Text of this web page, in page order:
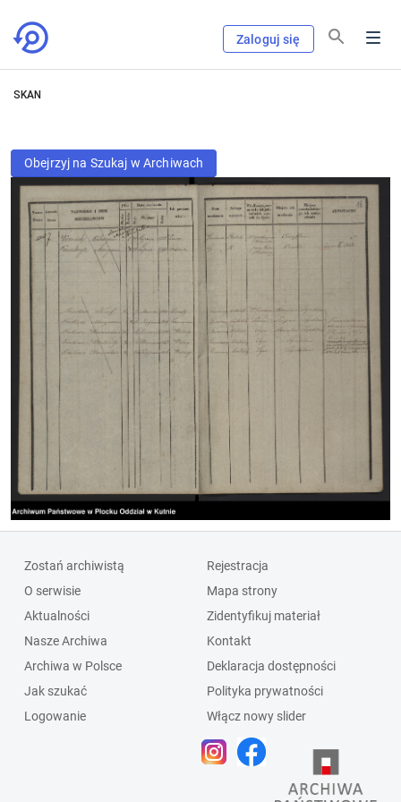
Zaloguj się
SKAN
Obejrzyj na Szukaj w Archiwach
Zostań archiwistą
O serwisie
Aktualności
Nasze Archiwa
Archiwa w Polsce
Jak szukać
Logowanie
Rejestracja
Mapa strony
Zidentyfikuj materiał
Kontakt
Deklaracja dostępności
Polityka prywatności
Włącz nowy slider